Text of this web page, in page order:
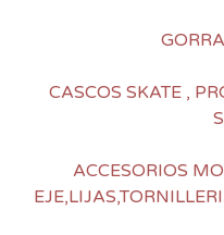
CASCOS SKATE ,
ACCESORIOS